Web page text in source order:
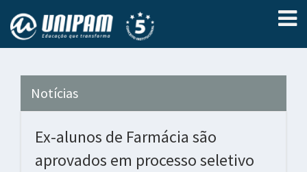
Notícias
Ex-alunos de Farmácia são
aprovados em processo seletivo